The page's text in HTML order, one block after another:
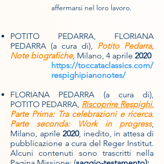
affermarsi nel loro lavoro.
POTITO PEDARRA, FLORIANA
PEDARRA (a cura di), Potito Pedarra,
Note biografiche, Milano, 4 aprile 2020
https://toccataclassics.com/
respighipianonotes/
FLORIANA PEDARRA (a cura di),
POTITO PEDARRA, Riscoprire Respighi.
Parte Prima: Tra celebrazioni e ricerca.
Parte seconda: Work in progress,
Milano, aprile 2020, inedito, in attesa di
pubblicazione a cura del Reger Institut.
Alcuni contenuti sono trascritti nella